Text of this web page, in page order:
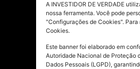
A INVESTIDOR DE VERDADE
nossa ferramenta. Você pode
"Configurações de Cookies".
Cookies.
Este banner foi elaborado em
Autoridade Nacional de Proteção
Dados Pessoais (LGPD),